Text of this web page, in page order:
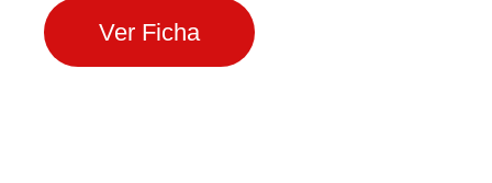
Ver Ficha